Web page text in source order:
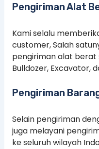
Pengiriman Alat
Kami selalu
customer, Salah
pengiriman alat berat
Bulldozer, Excavator,
Pengiriman
Selain pengiriman
juga melayani
ke seluruh wilayah